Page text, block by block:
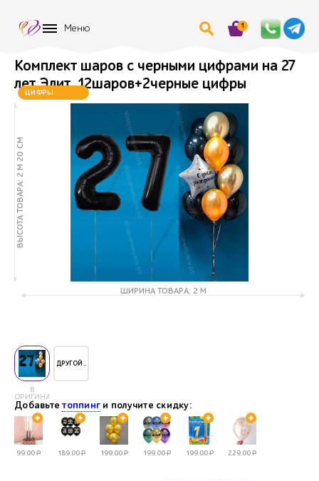
Меню 1
Комплект шаров с черными цифрами на 27
лет Элит, 12шаров+2черные цифры
ЦИФРЫ
ВЫСОТА ТОВАРА: 2 М 20 СМ
ШИРИНА ТОВАРА: 2 М
В
ОРИГИНАЛЕ
ДРУГОЙ..
Добавьтетоппинг и получите скидку:
99.00Р 189.00Р 199.00Р 199.00Р 199.00Р 229.00Р